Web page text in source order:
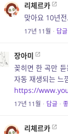
리체르카
맞아요 10년
17년 11월 · 답글
장아미
꽂히면 한 곡만
자동 재생되는 느
https://
17년 11월 · 답글 ·
리체르카